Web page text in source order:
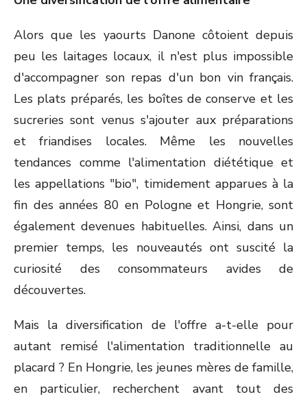
Alors que les yaourts Danone côtoient depuis
peu les laitages locaux, il n'est plus impossible
d'accompagner son repas d'un bon vin français.
Les plats préparés, les boîtes de conserve et les
sucreries sont venus s'ajouter aux préparations
et friandises locales. Même les nouvelles
tendances comme l'alimentation diététique et
les appellations "bio", timidement apparues à la
fin des années 80 en Pologne et Hongrie, sont
également devenues habituelles. Ainsi, dans un
premier temps, les nouveautés ont suscité la
curiosité des consommateurs avides de
découvertes.
Mais la diversification de l'offre a-t-elle pour
autant remisé l'alimentation traditionnelle au
placard ? En Hongrie, les jeunes mères de famille,
en particulier, recherchent avant tout des